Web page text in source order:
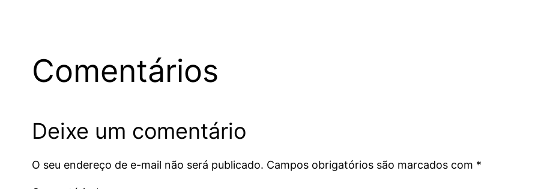
Comentários
Deixe um comentário
O seu endereço de e-mail não será publicado. Campos obrigatórios são marcados com *